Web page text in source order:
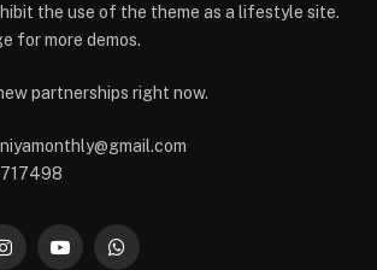
the use of the theme as a lifestyle site.
for more demos.
partnerships right now.
InstagramYouTubeWhatsApp